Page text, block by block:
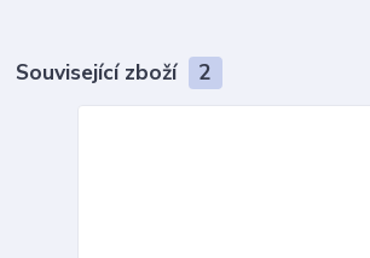
Související zboží 2